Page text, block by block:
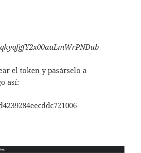
el token y pasárselo a
así: